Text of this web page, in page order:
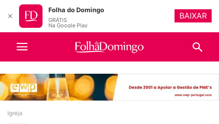
Igreja
✕
Folha do Domingo
GRÁTIS
Na Google Play
BAIXAR